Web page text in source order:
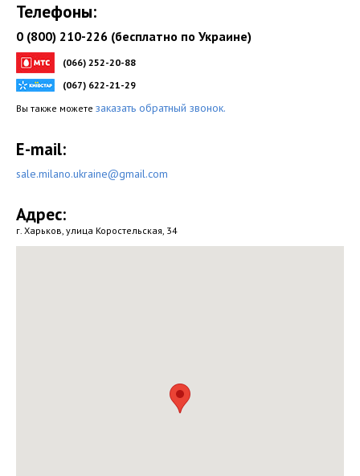
Телефоны:
0 (800) 210-226 (бесплатно по Украине)
(066) 252-20-88
(067) 622-21-29
Вы также можете заказать обратный звонок.
E-mail:
sale.milano.ukraine@gmail.com
Адрес:
г. Харьков, улица Коростельская, 34